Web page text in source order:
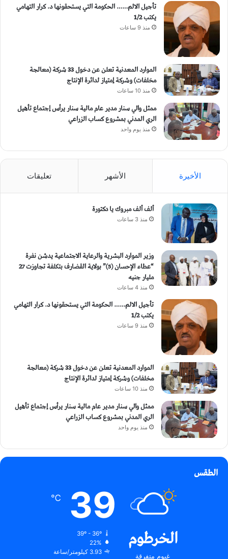
تأجيل الالم…… الحكومة التي يستحقونها د. كرار التهامي
يكتب 1/2
منذ 9 ساعات
الموارد المعدنية تعلن عن دخول 33 شركة (معالجة
مخلفات) وشركة إمتياز لدائرة الإنتاج
منذ 10 ساعات
ممثل والي سنار مدير عام مالية سنار يرأس إجتماع تأهيل
الري المدني بمشروع كساب الزراعي
منذ يوم واحد
الأخيرة الأشهر تعليقات
ألف ألف مبروك يا دكتورة
منذ 3 ساعات
وزير الموارد البشرية والرعاية الاجتماعية يدشن نفرة
“عطاء الإحسان (5)” بولاية القضارف بتكلفة تجاوزت 27
مليار جنيه
منذ 4 ساعات
تأجيل الالم…… الحكومة التي يستحقونها د. كرار التهامي
يكتب 1/2
منذ 9 ساعات
الموارد المعدنية تعلن عن دخول 33 شركة (معالجة
مخلفات) وشركة إمتياز لدائرة الإنتاج
منذ 10 ساعات
ممثل والي سنار مدير عام مالية سنار يرأس إجتماع تأهيل
الري المدني بمشروع كساب الزراعي
منذ يوم واحد
الطقس
الخرطوم
غيوم متفرقة
39
℃
39º - 36º
22%
3.93 كيلومتر/ساعة